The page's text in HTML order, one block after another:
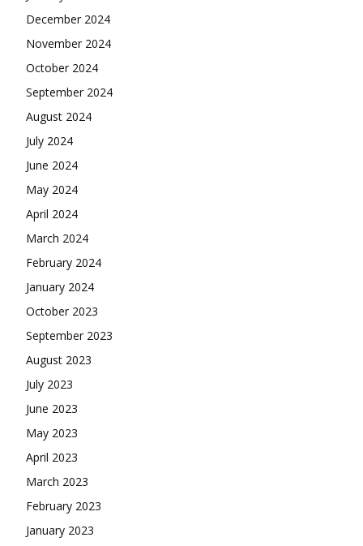
December 2024
November 2024
October 2024
September 2024
August 2024
July 2024
June 2024
May 2024
April 2024
March 2024
February 2024
January 2024
October 2023
September 2023
August 2023
July 2023
June 2023
May 2023
April 2023
March 2023
February 2023
January 2023